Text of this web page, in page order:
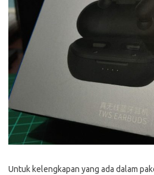
Untuk kelengkapan yang ada dalam